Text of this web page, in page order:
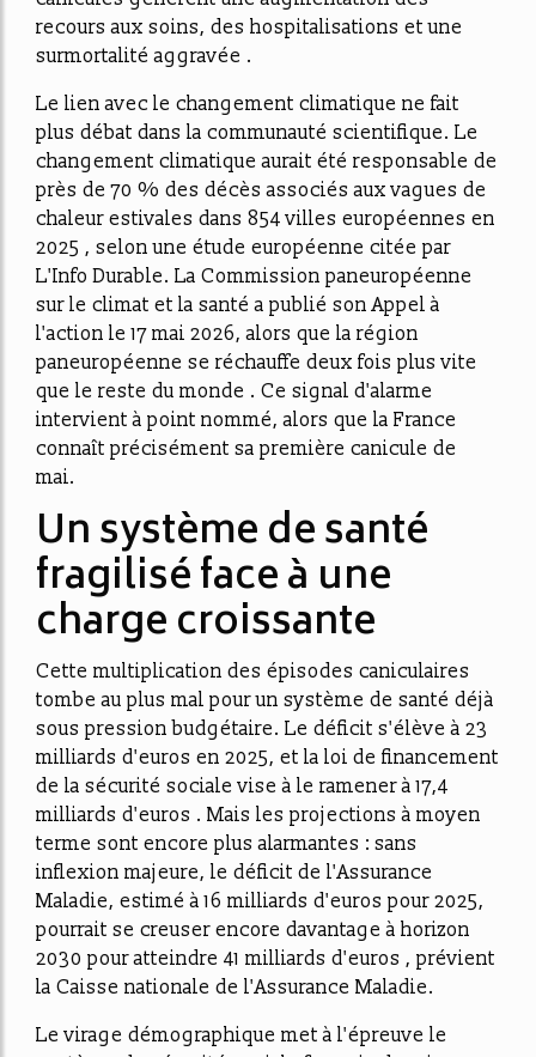
recours aux soins, des hospitalisations et une
surmortalité aggravée .
Le lien avec le changement climatique ne fait
plus débat dans la communauté scientifique. Le
changement climatique aurait été responsable de
près de 70 % des décès associés aux vagues de
chaleur estivales dans 854 villes européennes en
2025 , selon une étude européenne citée par
L'Info Durable. La Commission paneuropéenne
sur le climat et la santé a publié son Appel à
l'action le 17 mai 2026, alors que la région
paneuropéenne se réchauffe deux fois plus vite
que le reste du monde . Ce signal d'alarme
intervient à point nommé, alors que la France
connaît précisément sa première canicule de
mai.
Un système de santé
fragilisé face à une
charge croissante
Cette multiplication des épisodes caniculaires
tombe au plus mal pour un système de santé déjà
sous pression budgétaire. Le déficit s'élève à 23
milliards d'euros en 2025, et la loi de financement
de la sécurité sociale vise à le ramener à 17,4
milliards d'euros . Mais les projections à moyen
terme sont encore plus alarmantes : sans
inflexion majeure, le déficit de l'Assurance
Maladie, estimé à 16 milliards d'euros pour 2025,
pourrait se creuser encore davantage à horizon
2030 pour atteindre 41 milliards d'euros , prévient
la Caisse nationale de l'Assurance Maladie.
Le virage démographique met à l'épreuve le